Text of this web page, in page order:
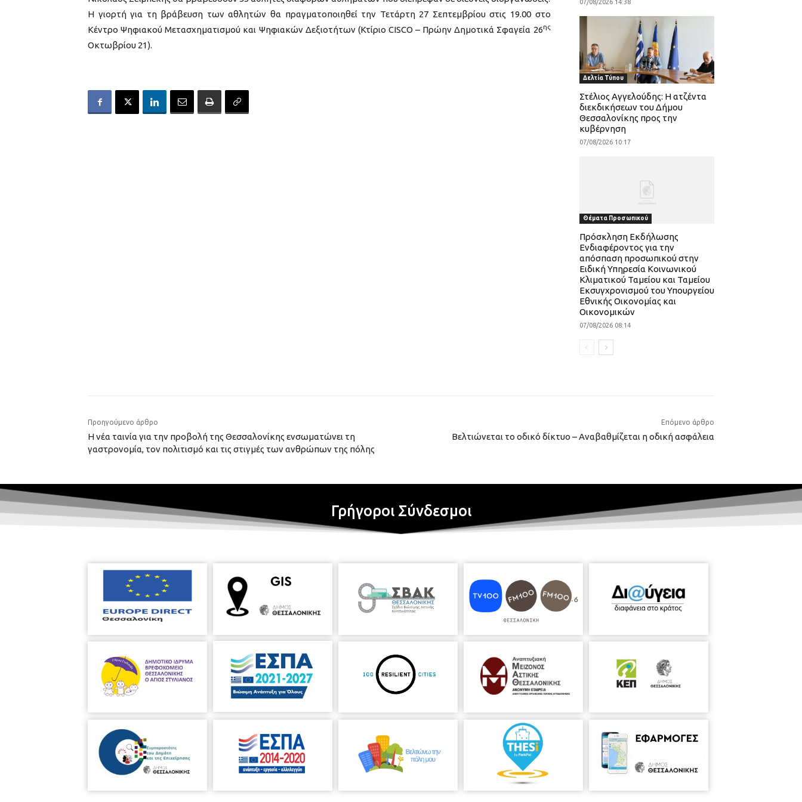
Η γιορτή για τη βράβευση των αθλητών θα πραγματοποιηθεί την Τετάρτη 27 Σεπτεμβρίου στις 19.00 στο
Κέντρο Ψηφιακού Μετασχηματισμού και Ψηφιακών Δεξιοτήτων (Κτίριο CISCO – Πρώην Δημοτικά Σφαγεία 26ης
Οκτωβρίου 21).
07/08/2026 14:38
Δελτία Τύπου
Στέλιος Αγγελούδης: Η ατζέντα
διεκδικήσεων του Δήμου
Θεσσαλονίκης προς την
κυβέρνηση
07/08/2026 10:17
Θέματα Προσωπικού
Πρόσκληση Εκδήλωσης
Ενδιαφέροντος για την
απόσπαση προσωπικού στην
Ειδική Υπηρεσία Κοινωνικού
Κλιματικού Ταμείου και Ταμείου
Εκσυγχρονισμού του Υπουργείου
Εθνικής Οικονομίας και
Οικονομικών
07/08/2026 08:14
Προηγούμενο άρθρο
Η νέα ταινία για την προβολή της Θεσσαλονίκης ενσωματώνει τη
γαστρονομία, τον πολιτισμό και τις στιγμές των ανθρώπων της πόλης
Επόμενο άρθρο
Βελτιώνεται το οδικό δίκτυο – Αναβαθμίζεται η οδική ασφάλεια
Γρήγοροι Σύνδεσμοι